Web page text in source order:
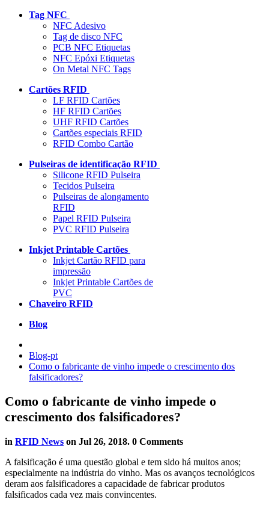
Tag NFC
NFC Adesivo
Tag de disco NFC
PCB NFC Etiquetas
NFC Epóxi Etiquetas
On Metal NFC Tags
Cartões RFID
LF RFID Cartões
HF RFID Cartões
UHF RFID Cartões
Cartões especiais RFID
RFID Combo Cartão
Pulseiras de identificação RFID
Silicone RFID Pulseira
Tecidos Pulseira
Pulseiras de alongamento
RFID
Papel RFID Pulseira
PVC RFID Pulseira
Inkjet Printable Cartões
Inkjet Cartão RFID para
impressão
Inkjet Printable Cartões de
PVC
Chaveiro RFID
Blog
Blog-pt
Como o fabricante de vinho impede o crescimento dos
falsificadores?
Como o fabricante de vinho impede o
crescimento dos falsificadores?
in RFID News on Jul 26, 2018. 0 Comments
A falsificação é uma questão global e tem sido há muitos anos;
especialmente na indústria do vinho. Mas os avanços tecnológicos
deram aos falsificadores a capacidade de fabricar produtos
falsificados cada vez mais convincentes.